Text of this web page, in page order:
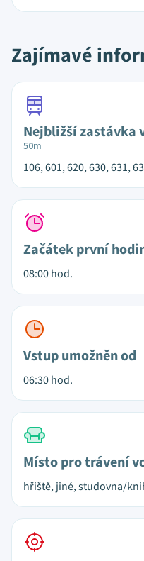
Zajímavé
Nejbližší zastávka
50m
106, 601, 620, 630, 631,
Začátek první
08:00 hod.
Vstup umožněn od
06:30 hod.
Místo pro trávení
hřiště, jiné, studovna/